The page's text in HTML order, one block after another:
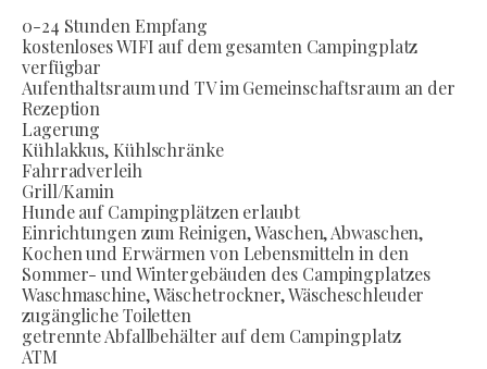
0-24 Stunden Empfang
kostenloses WIFI auf dem gesamten Campingplatz
verfügbar
Aufenthaltsraum und TV im Gemeinschaftsraum an der
Rezeption
Lagerung
Kühlakkus, Kühlschränke
Fahrradverleih
Grill/Kamin
Hunde auf Campingplätzen erlaubt
Einrichtungen zum Reinigen, Waschen, Abwaschen,
Kochen und Erwärmen von Lebensmitteln in den
Sommer- und Wintergebäuden des Campingplatzes
Waschmaschine, Wäschetrockner, Wäscheschleuder
zugängliche Toiletten
getrennte Abfallbehälter auf dem Campingplatz
ATM